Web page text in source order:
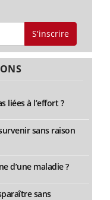
S'inscrire
liées à l’effort ?
sans raison
d’une maladie ?
sans